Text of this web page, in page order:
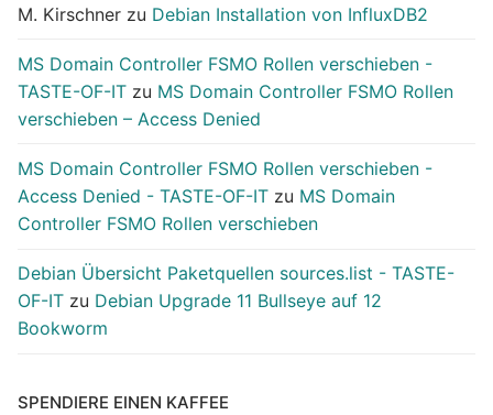
M. Kirschner zu Debian Installation von InfluxDB2
MS Domain Controller FSMO Rollen verschieben -
TASTE-OF-IT zu MS Domain Controller FSMO Rollen
verschieben – Access Denied
MS Domain Controller FSMO Rollen verschieben -
Access Denied - TASTE-OF-IT zu MS Domain
Controller FSMO Rollen verschieben
Debian Übersicht Paketquellen sources.list - TASTE-
OF-IT zu Debian Upgrade 11 Bullseye auf 12
Bookworm
SPENDIERE EINEN KAFFEE